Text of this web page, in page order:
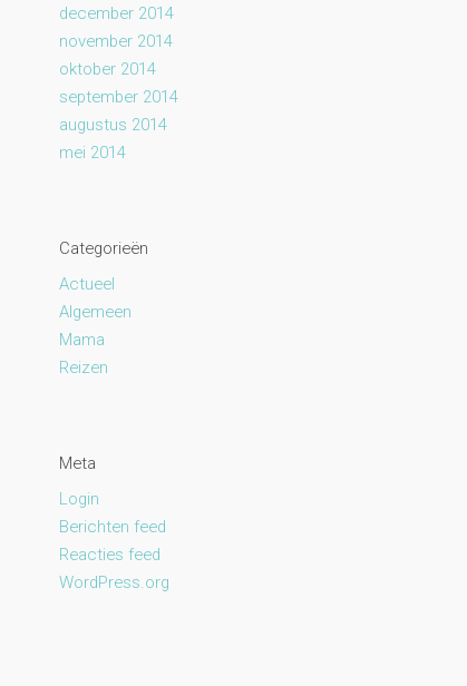
december 2014
november 2014
oktober 2014
september 2014
augustus 2014
mei 2014
Categorieën
Actueel
Algemeen
Mama
Reizen
Meta
Login
Berichten feed
Reacties feed
WordPress.org